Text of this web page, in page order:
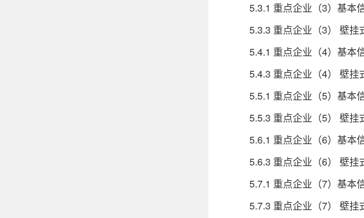
5.3.1 重点企业（3）基本信
5.3.3 重点企业（3） 壁挂
5.4.1 重点企业（4）基本信
5.4.3 重点企业（4） 壁挂
5.5.1 重点企业（5）基本信
5.5.3 重点企业（5） 壁挂
5.6.1 重点企业（6）基本信
5.6.3 重点企业（6） 壁挂
5.7.1 重点企业（7）基本信
5.7.3 重点企业（7） 壁挂